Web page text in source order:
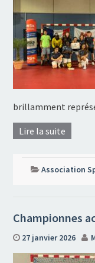
brillamment
Lire la suite
Association
Championnes
27 janvier 2026